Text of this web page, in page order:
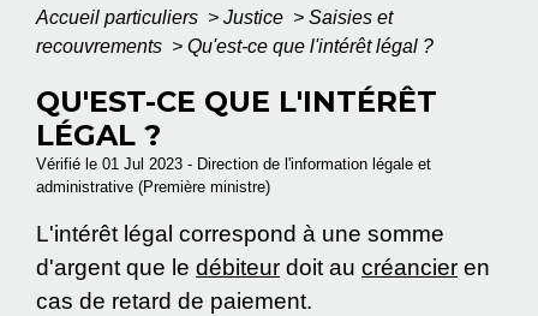
Accueil particuliers > Justice > Saisies et
recouvrements > Qu'est-ce que l'intérêt légal ?
QU'EST-CE QUE L'INTÉRÊT
LÉGAL ?
Vérifié le 01 Jul 2023 - Direction de l'information légale et
administrative (Première ministre)
L'intérêt légal correspond à une somme
d'argent que le débiteur doit au créancier en
cas de retard de paiement.